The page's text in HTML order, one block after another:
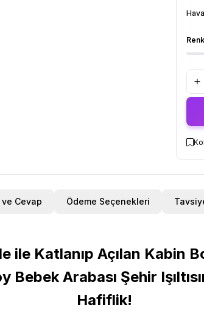
ve Cevap Ödeme Seçenekleri
ile Katlanıp Açılan Kabin
Arabası Şehir
Hafiflik!